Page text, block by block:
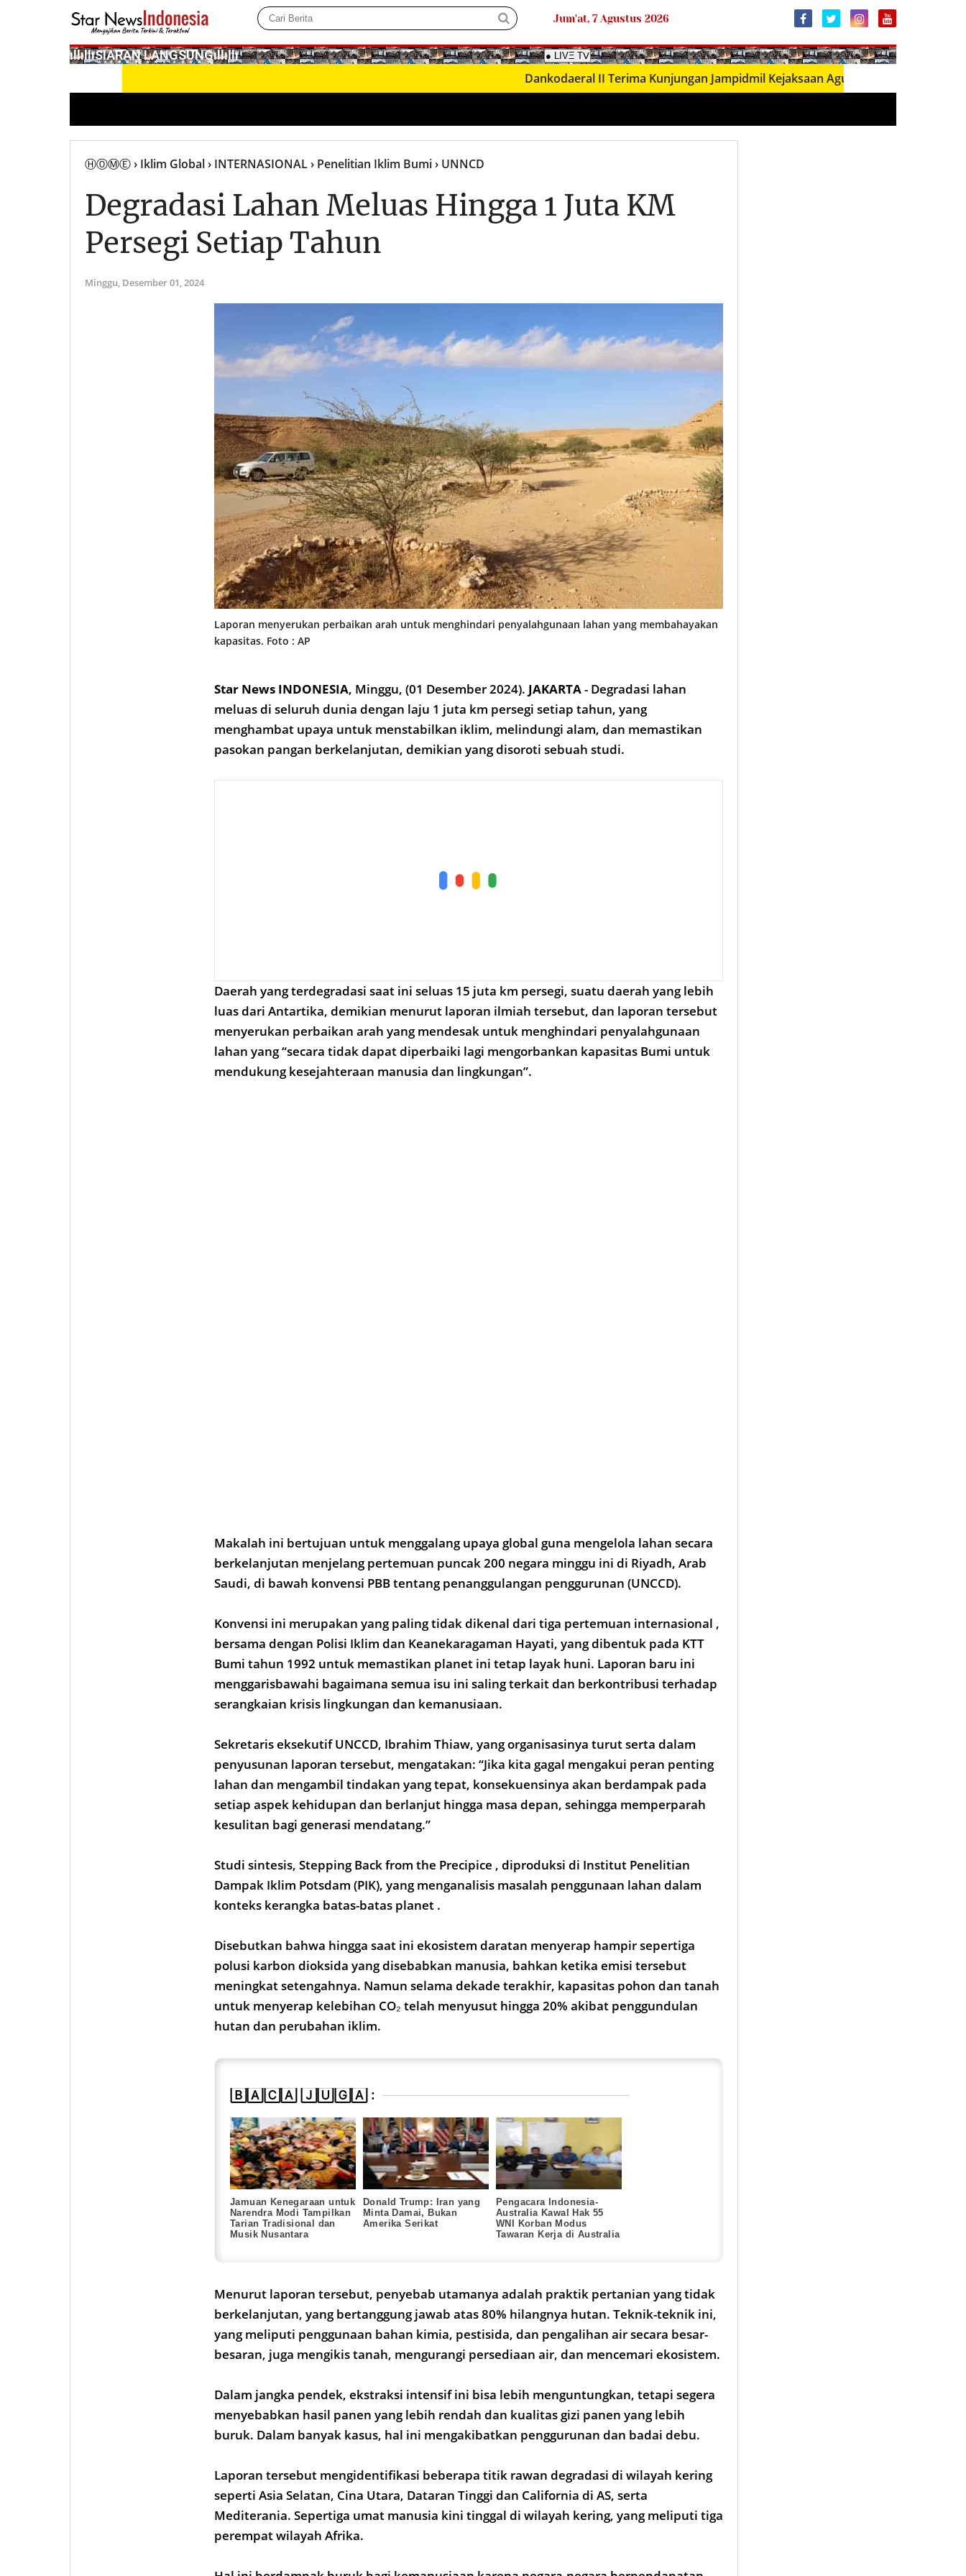
Jum'at, 7 Agustus 2026
­ıllıllıS͙I͙A͙R͙A͙N͙ L͙A͙N͙G͙S͙U͙N͙G͙ıllıllı
Dankodaeral II Terima Kunjungan Jampidmil Kejaksaan Agung RI, Perkuat Sinergi
ⒽⓄⓂⒺ› Iklim Global› INTERNASIONAL› Penelitian Iklim Bumi› UNNCD
Degradasi Lahan Meluas Hingga 1 Juta KM
Persegi Setiap Tahun
Minggu, Desember 01, 2024
Laporan menyerukan perbaikan arah untuk menghindari penyalahgunaan lahan yang membahayakan
kapasitas. Foto : AP
Star News INDONESIA, Minggu, (01 Desember 2024). JAKARTA- Degradasi lahan
meluas di seluruh dunia dengan laju 1 juta km persegi setiap tahun, yang
menghambat upaya untuk menstabilkan iklim, melindungi alam, dan memastikan
pasokan pangan berkelanjutan, demikian yang disoroti sebuah studi.
Daerah yang terdegradasi saat ini seluas 15 juta km persegi, suatu daerah yang lebih
luas dari Antartika, demikian menurut laporan ilmiah tersebut, dan laporan tersebut
menyerukan perbaikan arah yang mendesak untuk menghindari penyalahgunaan
lahan yang “secara tidak dapat diperbaiki lagi mengorbankan kapasitas Bumi untuk
mendukung kesejahteraan manusia dan lingkungan”.
Makalah ini bertujuan untuk menggalang upaya global guna mengelola lahan secara
berkelanjutan menjelang pertemuan puncak 200 negara minggu ini di Riyadh, Arab
Saudi, di bawah konvensi PBB tentang penanggulangan penggurunan (UNCCD).
Konvensi ini merupakan yang paling tidak dikenal dari tiga pertemuan internasional ,
bersama dengan Polisi Iklim dan Keanekaragaman Hayati, yang dibentuk pada KTT
Bumi tahun 1992 untuk memastikan planet ini tetap layak huni. Laporan baru ini
menggarisbawahi bagaimana semua isu ini saling terkait dan berkontribusi terhadap
serangkaian krisis lingkungan dan kemanusiaan.
Sekretaris eksekutif UNCCD, Ibrahim Thiaw, yang organisasinya turut serta dalam
penyusunan laporan tersebut, mengatakan: “Jika kita gagal mengakui peran penting
lahan dan mengambil tindakan yang tepat, konsekuensinya akan berdampak pada
setiap aspek kehidupan dan berlanjut hingga masa depan, sehingga memperparah
kesulitan bagi generasi mendatang.”
Studi sintesis, Stepping Back from the Precipice , diproduksi di Institut Penelitian
Dampak Iklim Potsdam (PIK), yang menganalisis masalah penggunaan lahan dalam
konteks kerangka batas-batas planet .
Disebutkan bahwa hingga saat ini ekosistem daratan menyerap hampir sepertiga
polusi karbon dioksida yang disebabkan manusia, bahkan ketika emisi tersebut
meningkat setengahnya. Namun selama dekade terakhir, kapasitas pohon dan tanah
untuk menyerap kelebihan CO₂ telah menyusut hingga 20% akibat penggundulan
hutan dan perubahan iklim.
🄱🄰🄲🄰 🄹🅄🄶🄰 :
Jamuan Kenegaraan untuk
Narendra Modi Tampilkan
Tarian Tradisional dan
Musik Nusantara
Donald Trump: Iran yang
Minta Damai, Bukan
Amerika Serikat
Pengacara Indonesia-
Australia Kawal Hak 55
WNI Korban Modus
Tawaran Kerja di Australia
Menurut laporan tersebut, penyebab utamanya adalah praktik pertanian yang tidak
berkelanjutan, yang bertanggung jawab atas 80% hilangnya hutan. Teknik-teknik ini,
yang meliputi penggunaan bahan kimia, pestisida, dan pengalihan air secara besar-
besaran, juga mengikis tanah, mengurangi persediaan air, dan mencemari ekosistem.
Dalam jangka pendek, ekstraksi intensif ini bisa lebih menguntungkan, tetapi segera
menyebabkan hasil panen yang lebih rendah dan kualitas gizi panen yang lebih
buruk. Dalam banyak kasus, hal ini mengakibatkan penggurunan dan badai debu.
Laporan tersebut mengidentifikasi beberapa titik rawan degradasi di wilayah kering
seperti Asia Selatan, Cina Utara, Dataran Tinggi dan California di AS, serta
Mediterania. Sepertiga umat manusia kini tinggal di wilayah kering, yang meliputi tiga
perempat wilayah Afrika.